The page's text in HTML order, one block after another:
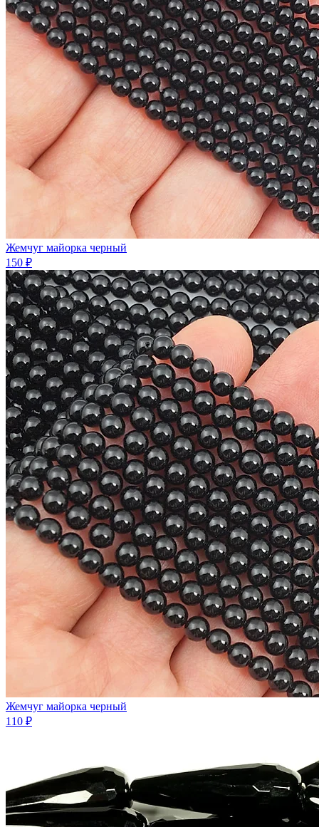
Жемчуг майорка черный
150 ₽
Жемчуг майорка черный
110 ₽